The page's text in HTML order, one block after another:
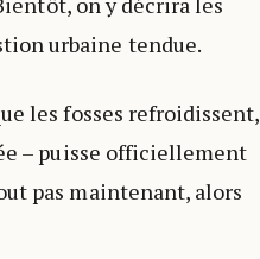
urbaine tendue.
les fosses refroidissent,
– puisse officiellement
pas maintenant, alors